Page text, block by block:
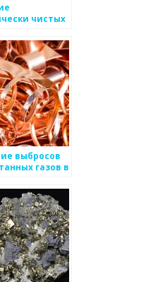
чистых
выбросов
газов в